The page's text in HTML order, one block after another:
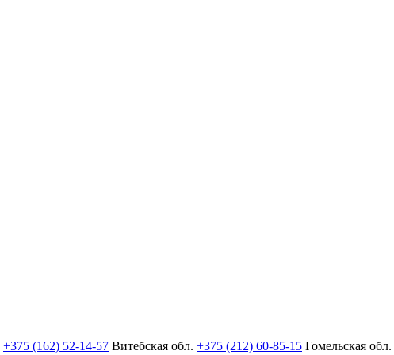
+375 (162) 52-14-57 Витебская обл. +375 (212) 60-85-15 Гомельская обл.